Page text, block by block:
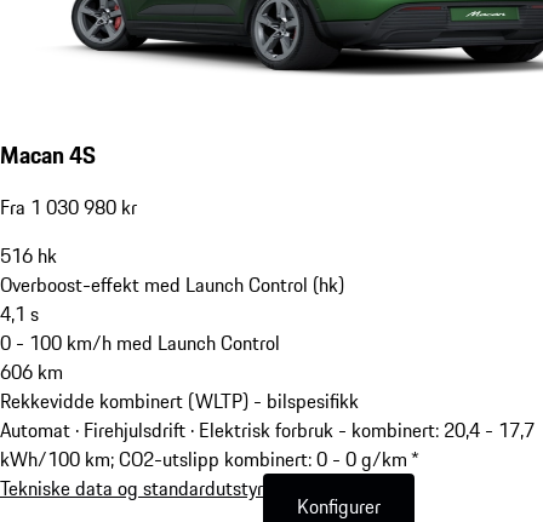
Macan 4S
Fra 1 030 980 kr
516 hk
Overboost-effekt med Launch Control (hk)
4,1 s
0 - 100 km/h med Launch Control
606 km
Rekkevidde kombinert (WLTP) - bilspesifikk
Automat · Firehjulsdrift · Elektrisk forbruk - kombinert: 20,4 - 17,7
kWh/100 km; CO2-utslipp kombinert: 0 - 0 g/km *
Tekniske data og standardutstyr
Konfigurer